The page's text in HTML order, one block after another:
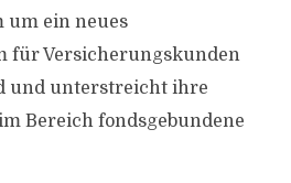
um ein neues
für Versicherungskunden
und unterstreicht ihre
Bereich fondsgebundene